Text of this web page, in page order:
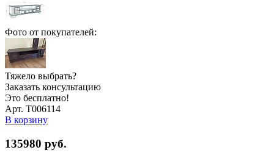
Фото от покупателей:
Тяжело выбрать?
Заказать консультацию
Это бесплатно!
Арт. Т006114
В корзину
135980 руб.